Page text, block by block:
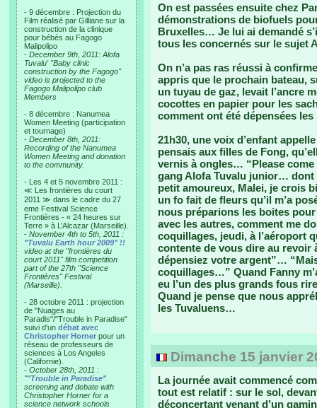
- 9 décembre : Projection du
Film réalisé par Gilliane sur la
construction de la clinique
pour bébés au Fagogo
Malipolipo
- December 9th, 2011: Alofa
Tuvalu' "Baby clinic
construction by the Fagogo"
video is projected to the
Fagogo Malipolipo club
Members
- 8 décembre : Nanumea
Women Meeting (participation
et tournage)
- December 8th, 2011:
Recording of the Nanumea
Women Meeting and donation
to the community.
- Les 4 et 5 novembre 2011 :
≪ Les frontières du court
2011 ≫ dans le cadre du 27
eme Festival Science
Frontières - « 24 heures sur
Terre » à L’Alcazar (Marseille).
- November 4th to 5th, 2011 :
"Tuvalu Earth hour 2009" !!
video at the "frontières du
court 2011" film competition
part of the 27th "Science
Frontières" Festival
(Marseille).
- 28 octobre 2011 : projection
de "Nuages au
Paradis"/"Trouble in Paradise"
suivi d'un débat avec
Christopher Horner pour un
réseau de professeurs de
sciences à Los Angeles
(Californie).
- October 28th, 2011 :
""Trouble in Paradise"
screening and debate with
Christopher Horner for a
science network schools
On est passées ensuite chez
démonstrations de biofuels
Bruxelles… Je lui ai demandé
tous les concernés sur le sujet
On n’a pas ras réussi à
appris que le prochain bateau,
un tuyau de gaz, levait l’ancre
cocottes en papier pour les
comment ont été dépensées
21h30, une voix d’enfant
pensais aux filles de Fong,
vernis à ongles… “Please
gang Alofa Tuvalu junior… dont
petit amoureux, Malei, je crois
un fo fait de fleurs qu’il m’a
nous préparions les boites
avec les autres, comment me
coquillages, jeudi, à l’aéroport
contente de vous dire au revoir
dépensiez votre argent”…
coquillages…” Quand Fanny
eu l’un des plus grands fous
Quand je pense que nous
les Tuvaluens…
Dimanche 15 janvier
La journée avait commencé
tout est relatif : sur le sol,
déconcertant venant d’un